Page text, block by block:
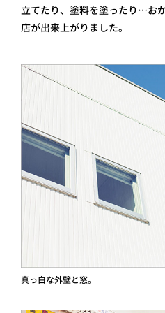
立てたり、塗料を塗ったり…お
店が出来上がりました。
真っ白な外壁と窓。